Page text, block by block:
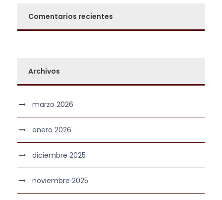
Comentarios recientes
Archivos
marzo 2026
enero 2026
diciembre 2025
noviembre 2025